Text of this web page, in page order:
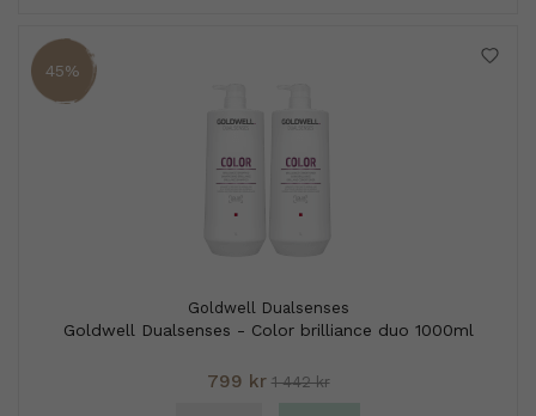
45%
Goldwell Dualsenses
Goldwell Dualsenses - Color brilliance duo 1000ml
799 kr 1 442 kr